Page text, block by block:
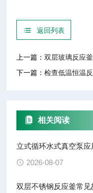
返回列表
上一篇：双层玻璃反应
下一篇：检查低温恒温
相关阅读
立式循环水式真空泵应
2026-08-07
双层不锈钢反应釜常